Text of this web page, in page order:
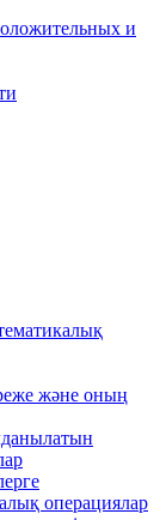
и
және оның
операциялар